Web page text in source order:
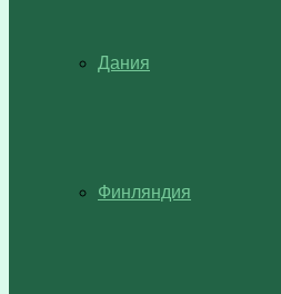
Дания
Финляндия